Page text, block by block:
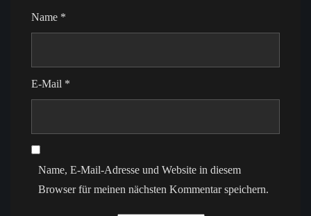
Name *
E-Mail *
Name, E-Mail-Adresse und Website in diesem
Browser für meinen nächsten Kommentar speichern.